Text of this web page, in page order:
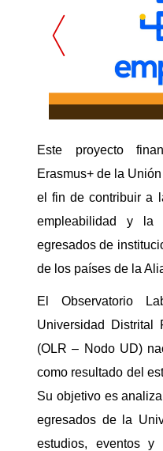
Este proyecto
Erasmus+ de la
el fin de contribuir a
empleabilidad y la
egresadosde
de los países de la
El Observatorio
Universidad Distrital
(OLR – Nodo UD)
como resultado del
Su objetivo es
egresados de la
estudios, eventos y